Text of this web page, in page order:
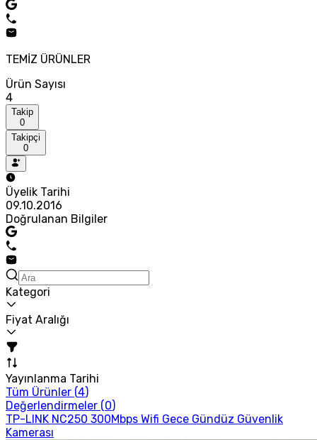
TEMİZ ÜRÜNLER
Ürün Sayısı
4
Takip
0
Takipçi
0
Üyelik Tarihi
09.10.2016
Doğrulanan Bilgiler
Kategori
Fiyat Aralığı
Yayınlanma Tarihi
Tüm Ürünler (4)
Değerlendirmeler (0)
TP-LINK NC250 300Mbps Wifi Gece Gündüz Güvenlik
Kamerası